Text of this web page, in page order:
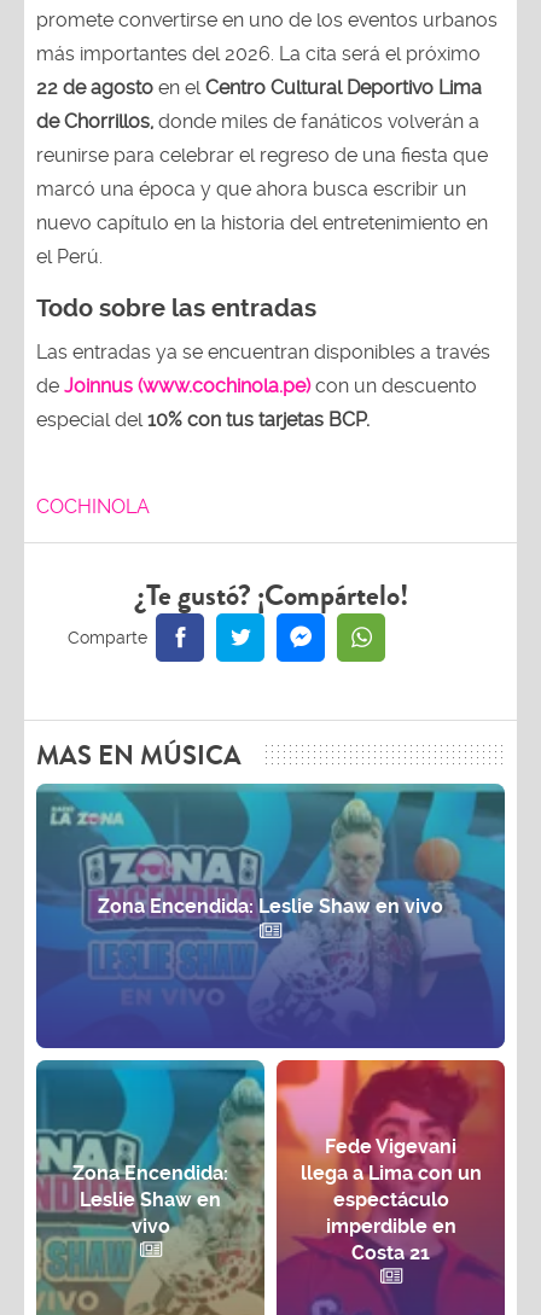
promete convertirse en uno de los eventos urbanos
más importantes del 2026. La cita será el próximo
22 de agosto en elCentro Cultural Deportivo Lima
de Chorrillos, donde miles de fanáticos volverán a
reunirse para celebrar el regreso de una fiesta que
marcó una época y que ahora busca escribir un
nuevo capítulo en la historia del entretenimiento en
el Perú.
Todo sobre las entradas
Las entradas ya se encuentran disponibles a través
de Joinnus (www.cochinola.pe)con un descuento
especial del10% con tus tarjetas BCP.
COCHINOLA
¿Te gustó? ¡Compártelo!
MAS EN MÚSICA
Zona Encendida: Leslie Shaw en vivo
Zona Encendida:
Leslie Shaw en
vivo
Fede Vigevani
llega a Lima con un
espectáculo
imperdible en
Costa 21